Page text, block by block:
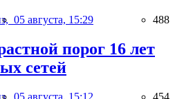
05 августа, 15:29 488
порог 16 лет
сетей
05 августа, 15:12 454